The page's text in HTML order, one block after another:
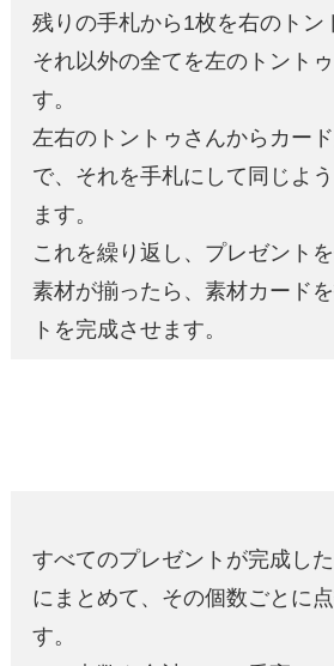
残りの手札から1枚を右のトン
それ以外の全てを左のトント
す。
左右のトントゥさんからカー
で、それを手札にして同じよ
ます。
これを繰り返し、プレゼント
素材が揃ったら、素材カード
トを完成させます。
すべてのプレゼントが完成し
にまとめて、その個数ごとに
す。